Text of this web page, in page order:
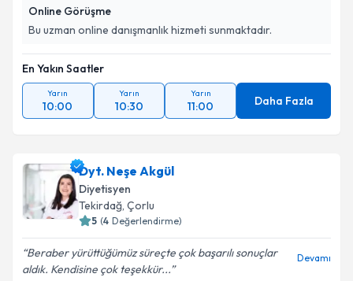
Online Görüşme
Bu uzman online danışmanlık hizmeti sunmaktadır.
En Yakın Saatler
Yarın
10:00
Yarın
10:30
Yarın
11:00 Daha Fazla
Dyt. Neşe Akgül
Diyetisyen
Tekirdağ, Çorlu
5 (4 Değerlendirme)
Beraber yürüttüğümüz süreçte çok başarılı sonuçlar
aldık. Kendisine çok teşekkür...
Devamı